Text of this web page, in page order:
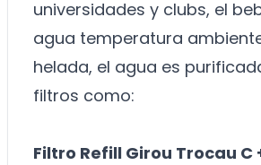
universidades y clubs, el
agua temperatura
helada, el agua es
filtros como:
Filtro Refill Girou Trocau C